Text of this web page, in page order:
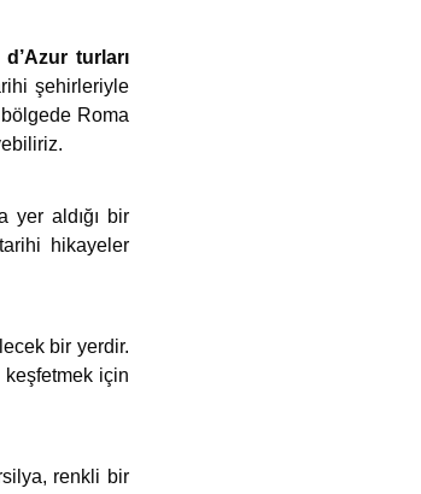
turları
şehirleriyle
Roma
yer aldığı bir
hikayeler
bir yerdir.
için
renkli bir